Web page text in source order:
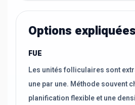
Options expliquées
FUE
Les unités folliculaires sont
une par une. Méthode souvent
planification flexible et une